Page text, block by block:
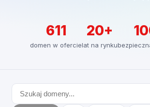
611
domen w ofercie
20+
lat na rynku